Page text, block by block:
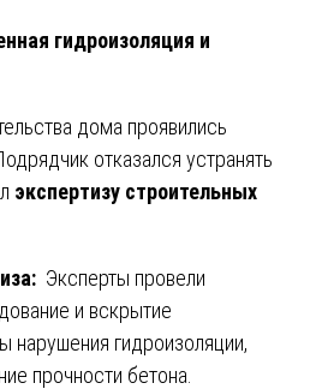
гидроизоляция и
дома проявились
отказался устранять
экспертизу строительных
Эксперты провели
и вскрытие
нарушения гидроизоляции,
прочности бетона.